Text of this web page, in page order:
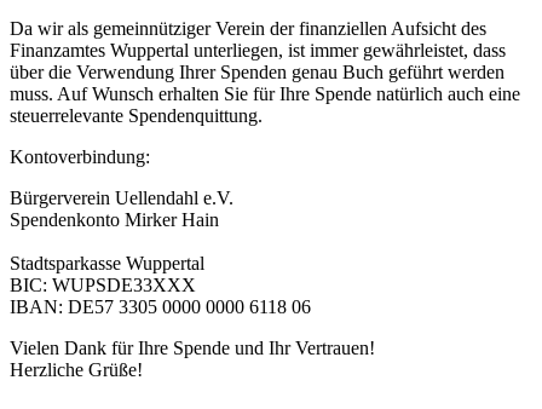
Da wir als gemeinnütziger Verein der finanziellen Aufsicht des
Finanzamtes Wuppertal unterliegen, ist immer gewährleistet, dass
über die Verwendung Ihrer Spenden genau Buch geführt werden
muss. Auf Wunsch erhalten Sie für Ihre Spende natürlich auch eine
steuerrelevante Spendenquittung.
Kontoverbindung:
Bürgerverein Uellendahl e.V.
Spendenkonto Mirker Hain
Stadtsparkasse Wuppertal
BIC: WUPSDE33XXX
IBAN: DE57 3305 0000 0000 6118 06
Vielen Dank für Ihre Spende und Ihr Vertrauen!
Herzliche Grüße!